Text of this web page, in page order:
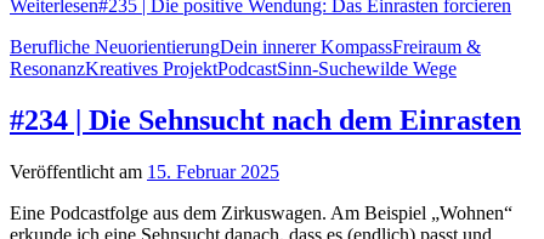
Weiterlesen#235 | Die positive Wendung: Das Einrasten forcieren
Berufliche NeuorientierungDein innerer KompassFreiraum &
ResonanzKreatives ProjektPodcastSinn-Suchewilde Wege
#234 | Die Sehnsucht nach dem Einrasten
Veröffentlicht am 15. Februar 2025
Eine Podcastfolge aus dem Zirkuswagen. Am Beispiel „Wohnen“